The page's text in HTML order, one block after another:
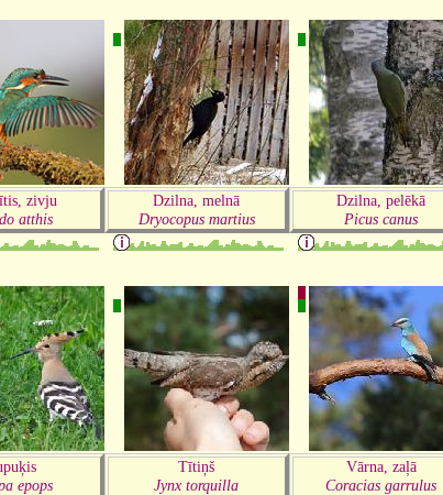
zivju
atthis
Dzilna, melnā
Dryocopus martius
Dzilna, pelēkā
Picus canus
epops
Tītiņš
Jynx torquilla
Vārna, zaļā
Coracias garrulus